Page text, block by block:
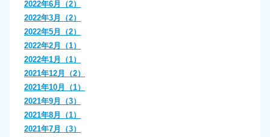
2022年6月（2）
2022年3月（2）
2022年5月（2）
2022年2月（1）
2022年1月（1）
2021年12月（2）
2021年10月（1）
2021年9月（3）
2021年8月（1）
2021年7月（3）